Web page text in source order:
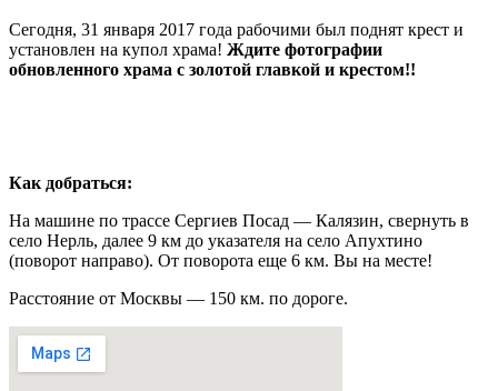
Сегодня, 31 января 2017 года рабочими был поднят крест и
установлен на купол храма! Ждите фотографии
обновленного храма с золотой главкой и крестом!!
Как добраться:
На машине по трассе Сергиев Посад — Калязин, свернуть в
село Нерль, далее 9 км до указателя на село Апухтино
(поворот направо). От поворота еще 6 км. Вы на месте!
Расстояние от Москвы — 150 км. по дороге.